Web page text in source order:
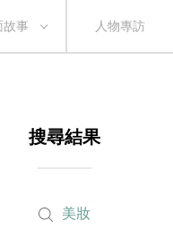
故事 人物專訪
搜尋結果
美妝